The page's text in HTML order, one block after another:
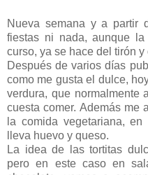
Nueva semana y a partir
fiestas ni nada, aunque
curso, ya se hace del tirón
Después de varios días
como me gusta el dulce,
verdura, que normalmente
cuesta comer. Además me
la comida vegetariana,
lleva huevo y queso.
La idea de las tortitas
pero en este caso en